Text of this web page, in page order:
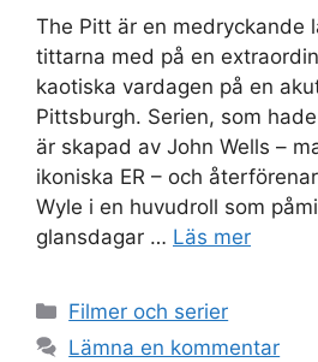
The Pitt är en medryckande
tittarna med på en
kaotiska vardagen på en
Pittsburgh. Serien, som
är skapad av John Wells –
ikoniska ER – och
Wyle i en huvudroll som
glansdagar … Läs mer
Kategorier
Filmer och serier
Lämna en kommentar